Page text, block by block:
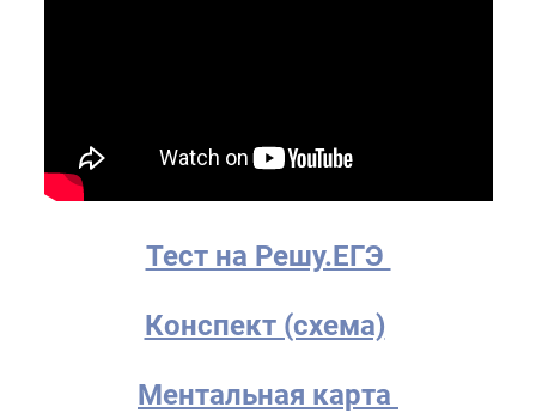
Тест на Решу.ЕГЭ
Конспект (схема)
Ментальная карта